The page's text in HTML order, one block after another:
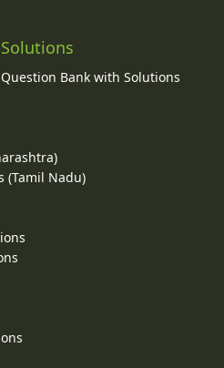
Bank with Solutions
(Tamil Nadu)